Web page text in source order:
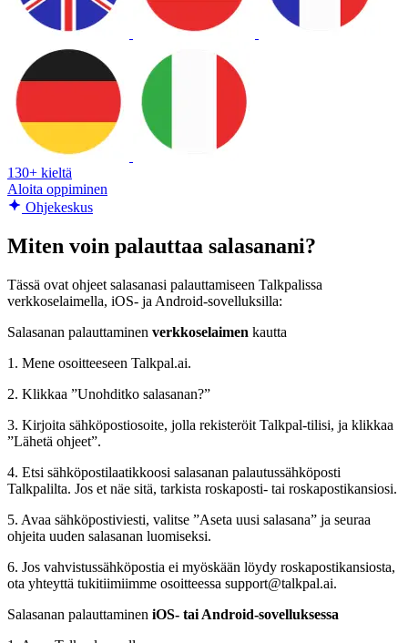
130+ kieltä
Aloita oppiminen
Ohjekeskus
Miten voin palauttaa salasanani?
Tässä ovat ohjeet salasanasi palauttamiseen Talkpalissa
verkkoselaimella, iOS- ja Android-sovelluksilla:
Salasanan palauttaminen verkkoselaimen kautta
1. Mene osoitteeseen Talkpal.ai.
2. Klikkaa ”Unohditko salasanan?”
3. Kirjoita sähköpostiosoite, jolla rekisteröit Talkpal-tilisi, ja klikkaa
”Lähetä ohjeet”.
4. Etsi sähköpostilaatikkoosi salasanan palautussähköposti
Talkpalilta. Jos et näe sitä, tarkista roskaposti- tai roskapostikansiosi.
5. Avaa sähköpostiviesti, valitse ”Aseta uusi salasana” ja seuraa
ohjeita uuden salasanan luomiseksi.
6. Jos vahvistussähköpostia ei myöskään löydy roskapostikansiosta,
ota yhteyttä tukitiimiimme osoitteessa support@talkpal.ai.
Salasanan palauttaminen iOS- tai Android-sovelluksessa